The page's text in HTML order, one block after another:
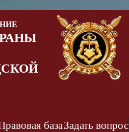
базаЗадать вопрос